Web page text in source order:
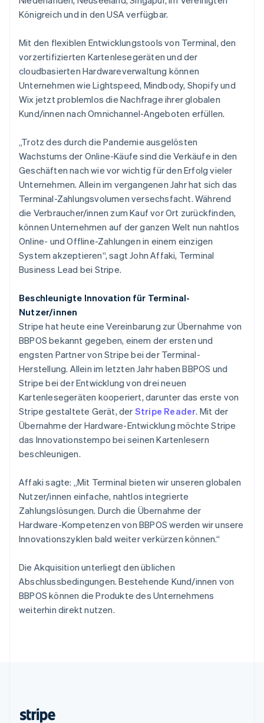
Königreich und in den USA verfügbar.
Mit den flexiblen Entwicklungstools von Terminal, den
vorzertifizierten Kartenlesegeräten und der
cloudbasierten Hardwareverwaltung können
Unternehmen wie Lightspeed, Mindbody, Shopify und
Wix jetzt problemlos die Nachfrage ihrer globalen
Kund/innen nach Omnichannel-Angeboten erfüllen.
„Trotz des durch die Pandemie ausgelösten
Wachstums der Online-Käufe sind die Verkäufe in den
Geschäften nach wie vor wichtig für den Erfolg vieler
Unternehmen. Allein im vergangenen Jahr hat sich das
Terminal-Zahlungsvolumen versechsfacht. Während
die Verbraucher/innen zum Kauf vor Ort zurückfinden,
können Unternehmen auf der ganzen Welt nun nahtlos
Online- und Offline-Zahlungen in einem einzigen
System akzeptieren“, sagt John Affaki, Terminal
Business Lead bei Stripe.
Beschleunigte Innovation für Terminal-
Nutzer/innen
Stripe hat heute eine Vereinbarung zur Übernahme von
BBPOS bekannt gegeben, einem der ersten und
engsten Partner von Stripe bei der Terminal-
Herstellung. Allein im letzten Jahr haben BBPOS und
Stripe bei der Entwicklung von drei neuen
Kartenlesegeräten kooperiert, darunter das erste von
Stripe gestaltete Gerät, der Stripe Reader. Mit der
Übernahme der Hardware-Entwicklung möchte Stripe
das Innovationstempo bei seinen Kartenlesern
beschleunigen.
Affaki sagte: „Mit Terminal bieten wir unseren globalen
Nutzer/innen einfache, nahtlos integrierte
Zahlungslösungen. Durch die Übernahme der
Hardware-Kompetenzen von BBPOS werden wir unsere
Innovationszyklen bald weiter verkürzen können.“
Die Akquisition unterliegt den üblichen
Abschlussbedingungen. Bestehende Kund/innen von
BBPOS können die Produkte des Unternehmens
weiterhin direkt nutzen.
Kroatien
English Italiano
English
Liechtenstein
Deutsch English
Litauen
English
Luxemburg
FrançaisDeutschEnglish
English 简体中文
Malta
English
Mexiko
Español English
Neuseeland
English
Niederlande
NederlandsEnglish
Norwegen
English
Österreich
Polen
English
Portugal
Português English
Rumänien
English
Schweden
Svenska English
Schweiz
Deutsch FrançaisItalianoEnglish
Singapur
English简体中文
Slowakei
English
English Italiano
Sonderverwaltungsregion Hongkong,
China
English简体中文
Spanien
EspañolEnglish
ไทย English
Tschechische Republik
English
Ungarn
English